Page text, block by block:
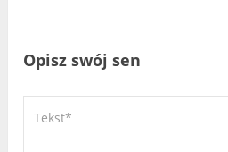
Opisz swój sen